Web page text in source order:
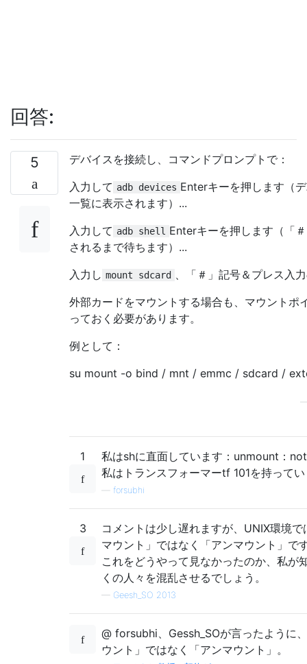
回答:
5
デバイスを接続し、コマンドプロンプトで：
入力して adb devices Enterキーを押します（
一覧に表示されます）...
入力して adb shell Enterキーを押します（「
されるまで待ちます）...
入力し mount sdcard
、「＃」記号＆プレス入
外部カードをマウントする場合も、マウントポ
っておく必要があります。
例として：
su mount -o bind / mnt / emmc / sdcard /
1
私はshに直面しています：unmount：
私はトランスフォーマーtf 101を持って
forsubhi
3
コメントは少し遅れますが、UNIX環境で
マウント」ではなく「アンマウント」で
これをどうやって見なかったのか、私が
くの人々を混乱させるでしょう。
— Geesh_SO 2013
@ forsubhi、Gessh_SOが言ったように
ウント」ではなく「アンマウント」。